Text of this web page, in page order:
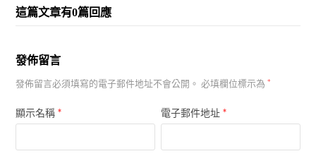
這篇文章有0篇回應
發佈留言
發佈留言必須填寫的電子郵件地址不會公開。 必填欄位標示為*
顯示名稱* 電子郵件地址*